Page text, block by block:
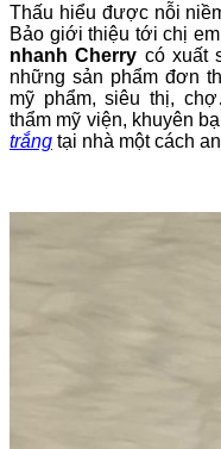
Thấu hiểu được nỗi
Bảo giới thiệu tới chị
nhanh Cherry có xuất
những sản phẩm đơn
mỹ phẩm, siêu thị,
thẩm mỹ viện, khuyên
trắng tại nhà một cách